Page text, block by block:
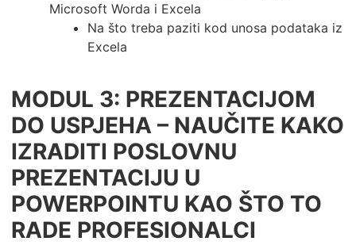
Microsoft Worda i Excela
Na što treba paziti kod unosa podataka iz
Excela
MODUL 3: PREZENTACIJOM
DO USPJEHA – NAUČITE KAKO
IZRADITI POSLOVNU
PREZENTACIJU U
POWERPOINTU KAO ŠTO TO
RADE PROFESIONALCI